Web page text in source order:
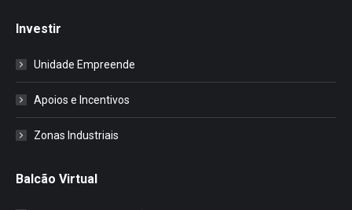
Investir
Unidade Empreende
Apoios e Incentivos
Zonas Industriais
Balcão Virtual